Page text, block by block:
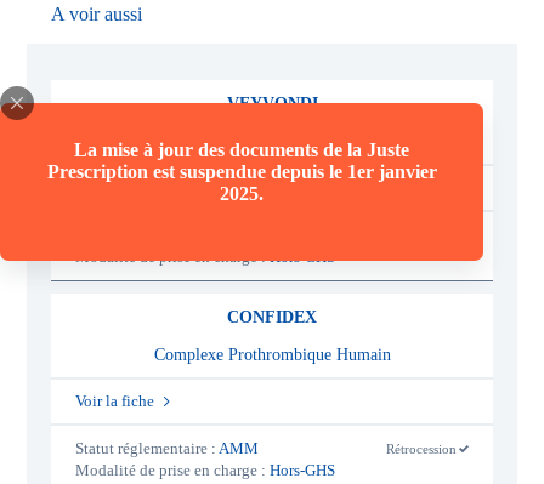
La mise à jour des documents de la Juste
Prescription est suspendue depuis le 1er janvier
2025.
A voir aussi
VEYVONDI
Vonicog Alfa
Voir la fiche
i
CONFIDEX
Complexe Prothrombique Humain
Voir la fiche
Statut réglementaire : AMM Rétrocession
-
Modalité de prise en charge :Hors-GHS